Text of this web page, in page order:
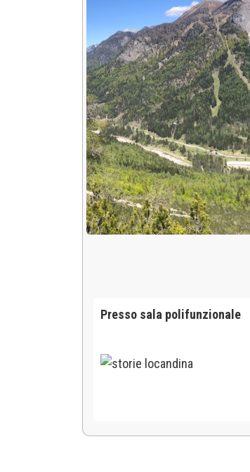
Presso sala polifunzionale